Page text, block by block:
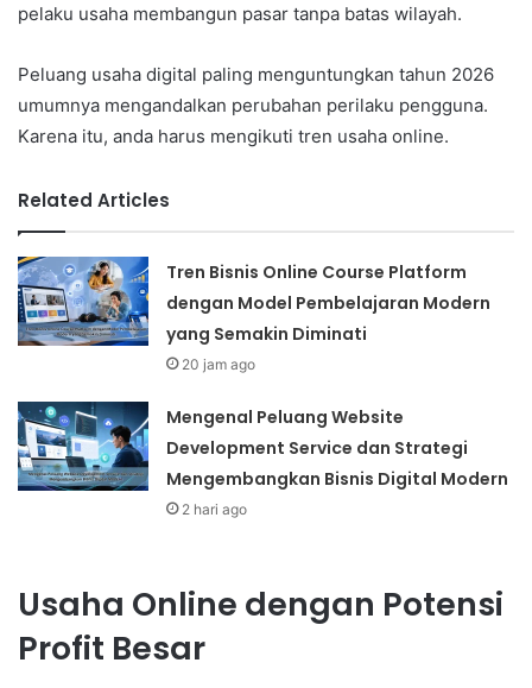
pelaku usaha membangun pasar tanpa batas wilayah.
Peluang usaha digital paling menguntungkan tahun 2026
umumnya mengandalkan perubahan perilaku pengguna.
Karena itu, anda harus mengikuti tren usaha online.
Related Articles
Tren Bisnis Online Course Platform
dengan Model Pembelajaran Modern
yang Semakin Diminati
20 jam ago
Mengenal Peluang Website
Development Service dan Strategi
Mengembangkan Bisnis Digital Modern
2 hari ago
Usaha Online dengan Potensi
Profit Besar